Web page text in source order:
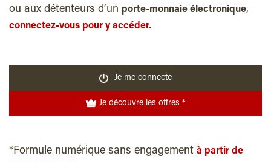
ou aux détenteurs d’un porte-monnaie électronique,
connectez-vous pour y accéder.
Je me connecte
Je découvre les offres *
*Formule numérique sans engagement à partir de